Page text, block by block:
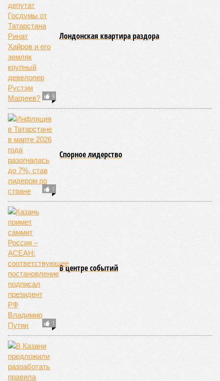
9
Лондонская квартира раздора
1
Спорное лидерство
1
В центре событий